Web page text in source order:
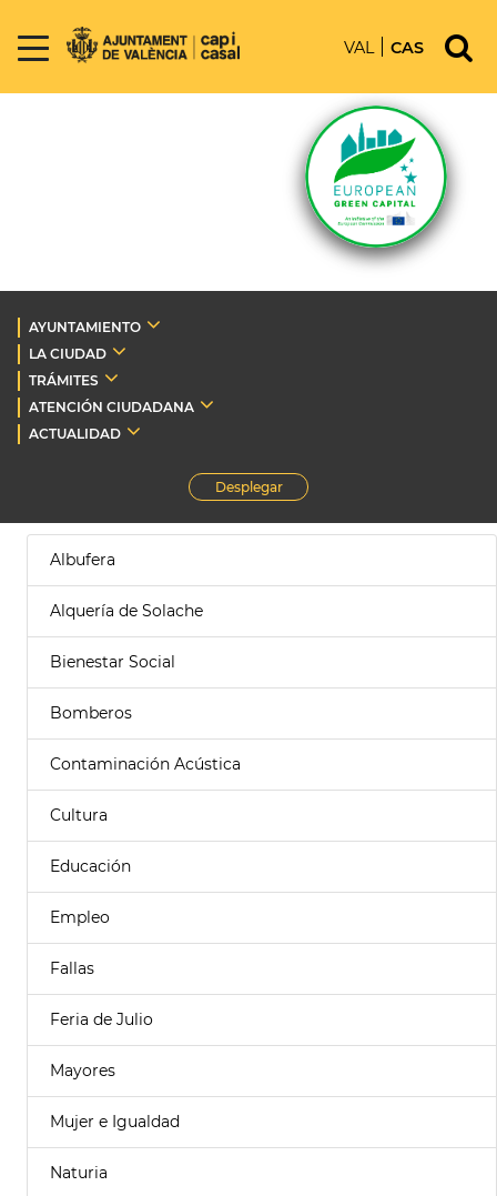
VAL CAS
AYUNTAMIENTO
LA CIUDAD
TRÁMITES
ATENCIÓN CIUDADANA
ACTUALIDAD
Desplegar
Albufera
Alquería de Solache
Bienestar Social
Bomberos
Contaminación Acústica
Cultura
Educación
Empleo
Fallas
Feria de Julio
Mayores
Mujer e Igualdad
Naturia